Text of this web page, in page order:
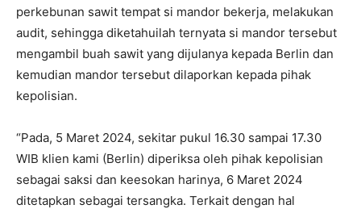
perkebunan sawit tempat si mandor bekerja, melakukan
audit, sehingga diketahuilah ternyata si mandor tersebut
mengambil buah sawit yang dijulanya kepada Berlin dan
kemudian mandor tersebut dilaporkan kepada pihak
kepolisian.
“Pada, 5 Maret 2024, sekitar pukul 16.30 sampai 17.30
WIB klien kami (Berlin) diperiksa oleh pihak kepolisian
sebagai saksi dan keesokan harinya, 6 Maret 2024
ditetapkan sebagai tersangka. Terkait dengan hal